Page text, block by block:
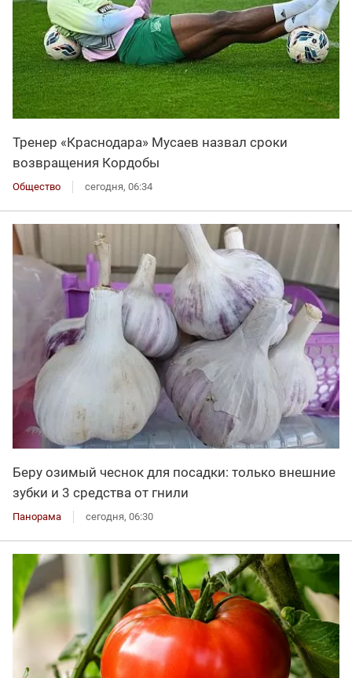
Тренер «Краснодара» Мусаев назвал сроки
возвращения Кордобы
Общество сегодня, 06:34
Беру озимый чеснок для посадки: только внешние
зубки и 3 средства от гнили
Панорама сегодня, 06:30